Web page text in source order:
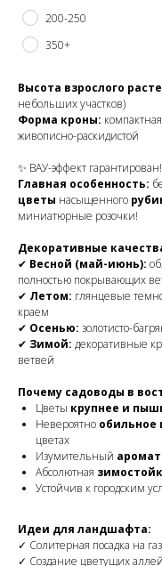
200-250
350+
Высота взрослого
небольших участков)
Форма кроны:
живописно-раскидистой
✨ ВАУ-эффект гарантирован!
Главная особенность:
цветы насыщенного
миниатюрные розочки!
Декоративные
✔ Весной (май-июнь):
полностью покрывающих
✔ Летом: глянцевые
краем
✔ Осенью: золотисто-
✔ Зимой: декоративные
ветвей
Почему садоводы в
Цветы крупнее и
Невероятно обильное
цветах
Изумительный аромат
Абсолютная
Устойчив к городским
Идеи для ландшафта:
✓ Солитерная посадка на
✓ Создание цветущих аллей